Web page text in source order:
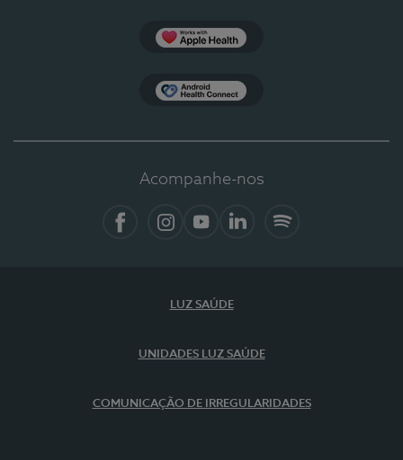
Acompanhe-nos
LUZ SAÚDE
UNIDADES LUZ SAÚDE
COMUNICAÇÃO DE IRREGULARIDADES